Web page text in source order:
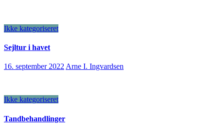
Ikke kategoriseret
Sejltur i havet
16. september 2022Arne I. Ingvardsen
Ikke kategoriseret
Tandbehandlinger